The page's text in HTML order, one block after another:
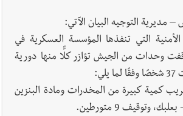
الأخبار المسائية في لبنان ليوم الأحد
مديرية التوجيه البيان الآتي:
التي تنفذها المؤسسة العسكرية في
وحدات من الجيش تؤازر كلًّا منها دورية
كمية كبيرة من المخدرات ومادة البنزين
وتوقيف 9 متورطين.